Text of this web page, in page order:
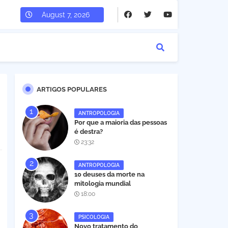
August 7, 2026
ARTIGOS POPULARES
ANTROPOLOGIA
Por que a maioria das pessoas
é destra?
23:32
ANTROPOLOGIA
10 deuses da morte na
mitologia mundial
18:00
PSICOLOGIA
Novo tratamento do